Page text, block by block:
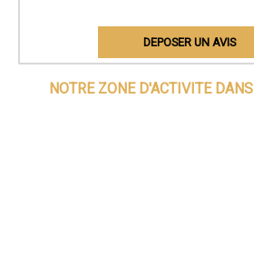
DEPOSER UN AVIS
NOTRE ZONE D'ACTIVITE DANS